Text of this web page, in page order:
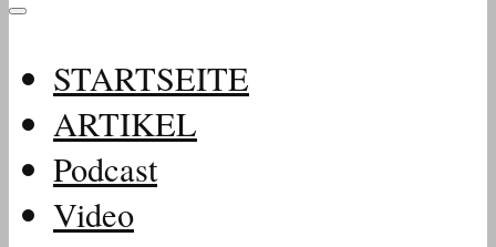
STARTSEITE
ARTIKEL
Podcast
Video